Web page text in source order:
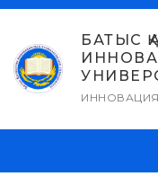
Skip
content
БАТЫС